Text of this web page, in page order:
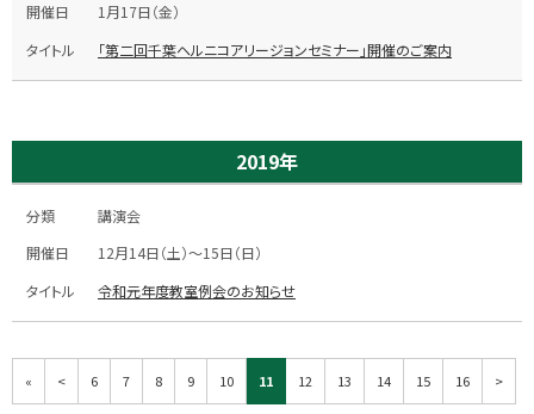
1月17日（金）
「第二回千葉ヘルニコアリージョンセミナー」開催のご案内
2019年
講演会
12月14日（土）～15日（日）
令和元年度教室例会のお知らせ
« < 6 7 8 9 10 11 12 13 14 15 16 >